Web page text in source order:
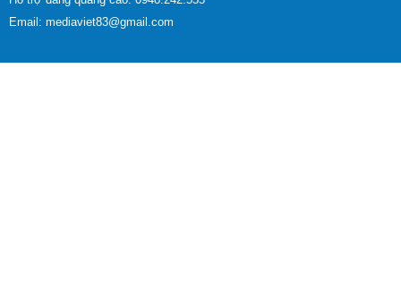
Email: mediaviet83@gmail.com